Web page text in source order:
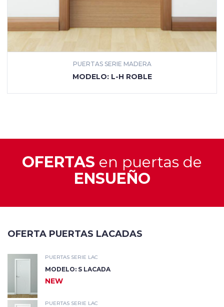
PUERTAS SERIE MADERA
MODELO: L-5C ROBLE
OFERTAS en puertas de
ENSUEÑO
OFERTA PUERTAS LACADAS
PUERTAS SERIE LAC
MODELO: 3RV LACADA
NEW
PUERTAS SERIE LAC